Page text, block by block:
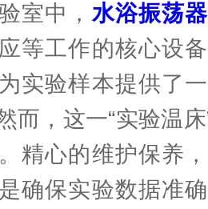
室中， 水浴振荡器
等工作的核心设
实验样本提供了
而，这一“实验温
精心的维护保养
确保实验数据准